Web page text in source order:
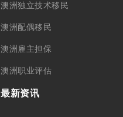
澳洲独立技术移民
澳洲配偶移民
澳洲雇主担保
澳洲职业评估
最新资讯